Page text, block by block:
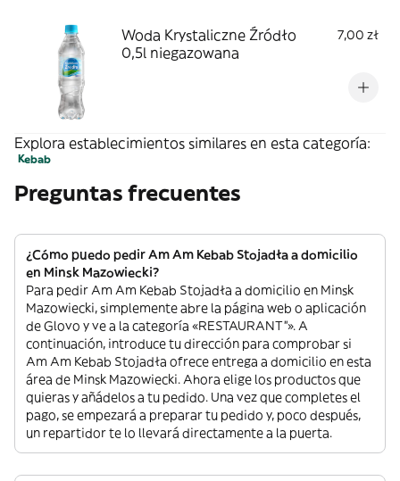
Woda Krystaliczne Źródło
0,5l niegazowana
7,00 zł
Explora establecimientos similares en esta categoría:
Kebab
Preguntas frecuentes
¿Cómo puedo pedir Am Am Kebab Stojadła a domicilio
en Minsk Mazowiecki?
Para pedir Am Am Kebab Stojadła a domicilio en Minsk
Mazowiecki, simplemente abre la página web o aplicación
de Glovo y ve a la categoría «RESTAURANT”». A
continuación, introduce tu dirección para comprobar si
Am Am Kebab Stojadła ofrece entrega a domicilio en esta
área de Minsk Mazowiecki. Ahora elige los productos que
quieras y añádelos a tu pedido. Una vez que completes el
pago, se empezará a preparar tu pedido y, poco después,
un repartidor te lo llevará directamente a la puerta.